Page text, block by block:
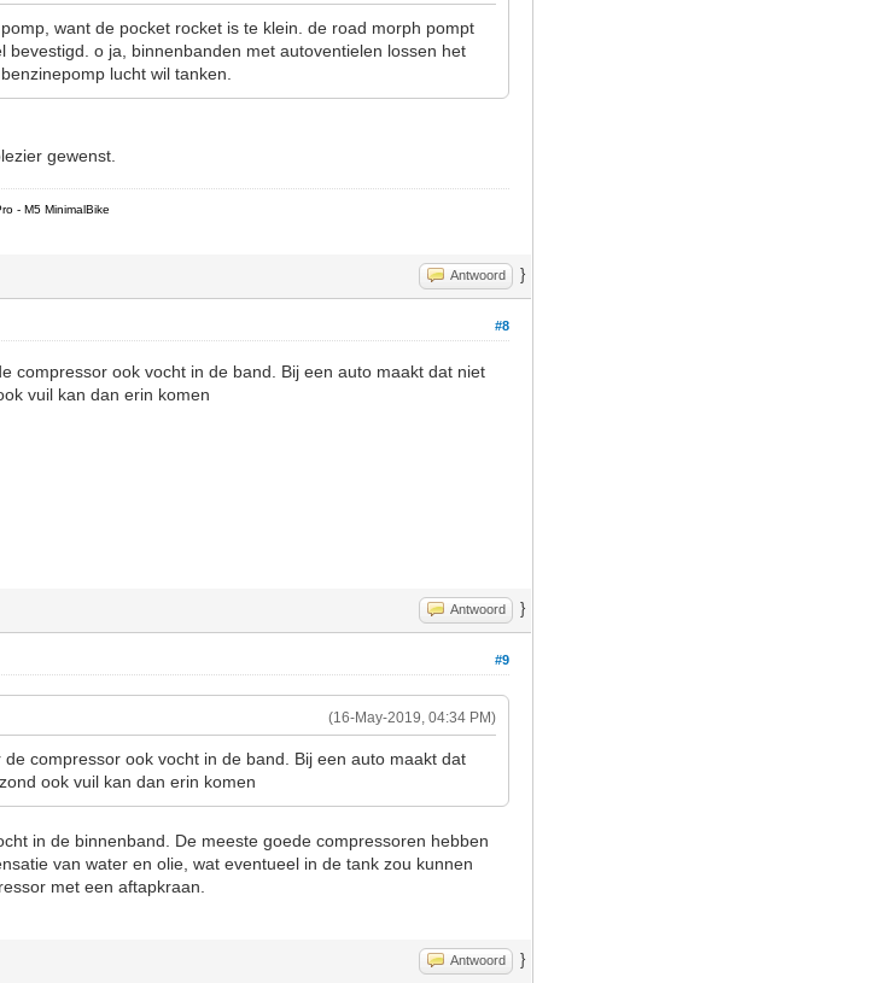
want de pocket rocket is te klein. de road morph pompt
o ja, binnenbanden met autoventielen lossen het
lucht wil tanken.
gewenst.
- M5 MinimalBike
Antwoord }
#8
compressor ook vocht in de band. Bij een auto maakt dat niet
vuil kan dan erin komen
Antwoord }
#9
(16-May-2019, 04:34 PM)
compressor ook vocht in de band. Bij een auto maakt dat
ook vuil kan dan erin komen
in de binnenband. De meeste goede compressoren hebben
van water en olie, wat eventueel in de tank zou kunnen
met een aftapkraan.
Antwoord }